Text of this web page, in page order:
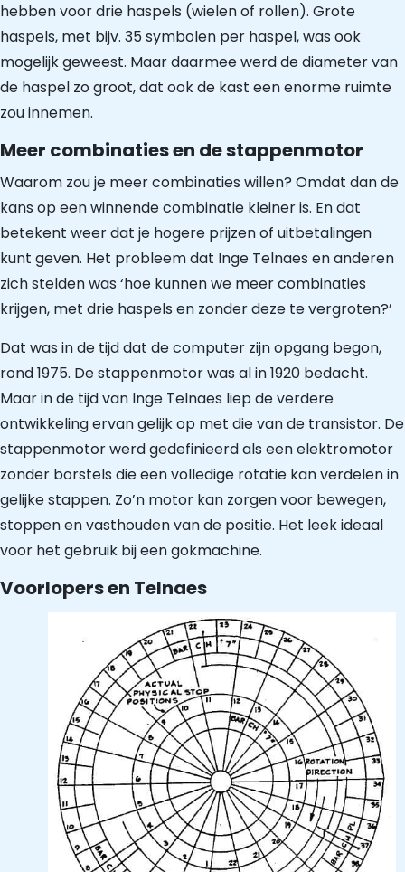
hebben voor drie haspels (wielen of rollen). Grote
haspels, met bijv. 35 symbolen per haspel, was ook
mogelijk geweest. Maar daarmee werd de diameter van
de haspel zo groot, dat ook de kast een enorme ruimte
zou innemen.
Meer combinaties en de stappenmotor
Waarom zou je meer combinaties willen? Omdat dan de
kans op een winnende combinatie kleiner is. En dat
betekent weer dat je hogere prijzen of uitbetalingen
kunt geven. Het probleem dat Inge Telnaes en anderen
zich stelden was ‘hoe kunnen we meer combinaties
krijgen, met drie haspels en zonder deze te vergroten?’
Dat was in de tijd dat de computer zijn opgang begon,
rond 1975. De stappenmotor was al in 1920 bedacht.
Maar in de tijd van Inge Telnaes liep de verdere
ontwikkeling ervan gelijk op met die van de transistor. De
stappenmotor werd gedefinieerd als een elektromotor
zonder borstels die een volledige rotatie kan verdelen in
gelijke stappen. Zo’n motor kan zorgen voor bewegen,
stoppen en vasthouden van de positie. Het leek ideaal
voor het gebruik bij een gokmachine.
Voorlopers en Telnaes